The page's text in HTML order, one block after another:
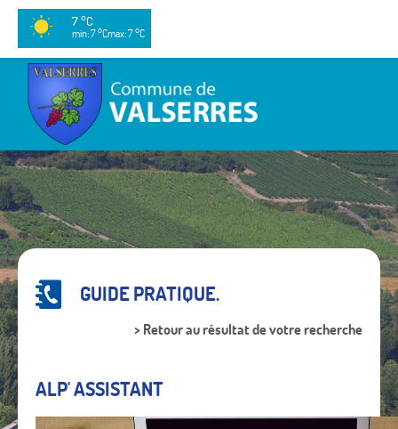
7 °C
min: 7 °Cmax: 7 °C
GUIDE PRATIQUE.
> Retour au résultat de votre recherche
ALP' ASSISTANT